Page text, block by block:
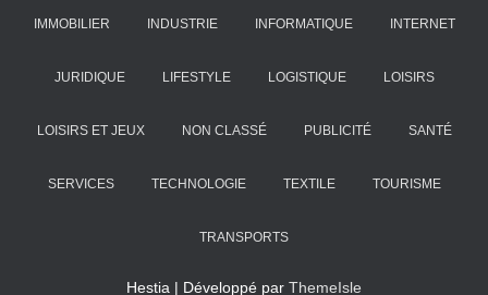
IMMOBILIER INDUSTRIE INFORMATIQUE INTERNET
JURIDIQUE LIFESTYLE LOGISTIQUE LOISIRS
LOISIRS ET JEUX NON CLASSÉ PUBLICITÉ SANTÉ
SERVICES TECHNOLOGIE TEXTILE TOURISME
TRANSPORTS
Hestia | Développé par ThemeIsle